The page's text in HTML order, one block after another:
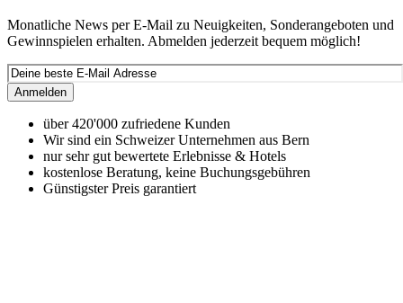
Monatliche News per E-Mail zu Neuigkeiten, Sonderangeboten und
Gewinnspielen erhalten. Abmelden jederzeit bequem möglich!
Anmelden
über 420'000 zufriedene Kunden
Wir sind ein Schweizer Unternehmen aus Bern
nur sehr gut bewertete Erlebnisse & Hotels
kostenlose Beratung, keine Buchungsgebühren
Günstigster Preis garantiert